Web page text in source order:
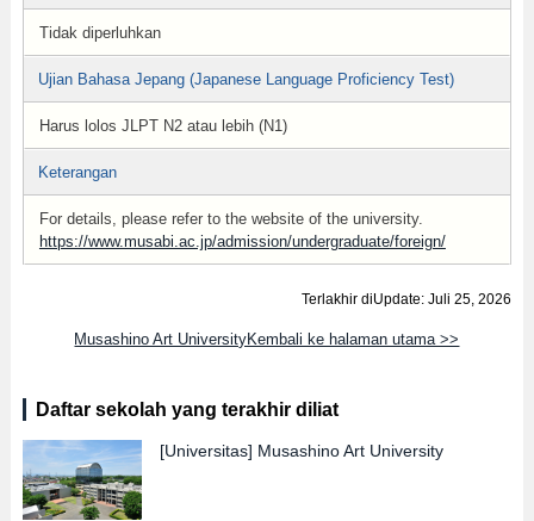
Tidak diperluhkan
Ujian Bahasa Jepang (Japanese Language Proficiency Test)
Harus lolos JLPT N2 atau lebih (N1)
Keterangan
For details, please refer to the website of the university.
https://www.musabi.ac.jp/admission/undergraduate/foreign/
Terlakhir diUpdate: Juli 25, 2026
Musashino Art UniversityKembali ke halaman utama >>
Daftar sekolah yang terakhir diliat
[Universitas] Musashino Art University